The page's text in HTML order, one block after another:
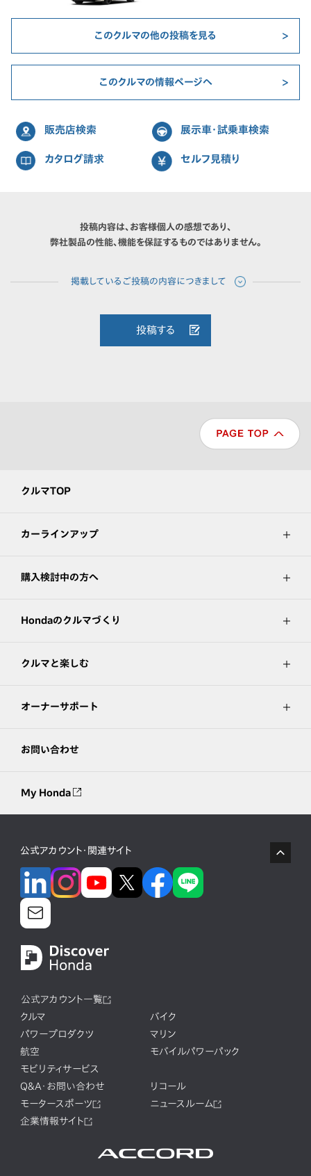
このクルマの他の投稿を見る
このクルマの情報ページへ
販売店検索 展示車・試乗車検索
カタログ請求 セルフ見積り
投稿内容は、お客様個人の感想であり、
弊社製品の性能、機能を保証するものではありません。
投稿する
クルマTOP
カーラインアップ
購入検討中の方へ
Hondaのクルマづくり
クルマと楽しむ
オーナーサポート
お問い合わせ
My Honda
公式アカウント・関連サイト
公式アカウント一覧
クルマ
バイク
パワープロダクツ
マリン
航空
モバイルパワーパック
モビリティサービス
Q&A・お問い合わせ
リコール
モータースポーツ
ニュースルーム
企業情報サイト